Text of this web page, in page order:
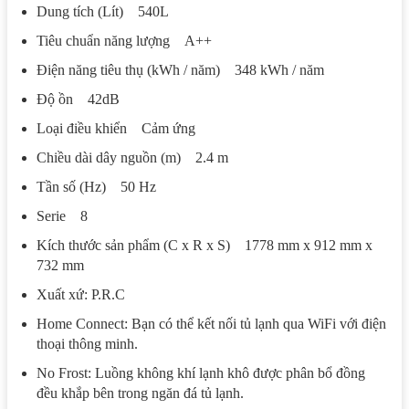
Dung tích (Lít) 540L
Tiêu chuẩn năng lượng A++
Điện năng tiêu thụ (kWh / năm) 348 kWh / năm
Độ ồn 42dB
Loại điều khiển Cảm ứng
Chiều dài dây nguồn (m) 2.4 m
Tần số (Hz) 50 Hz
Serie 8
Kích thước sản phẩm (C x R x S) 1778 mm x 912 mm x
732 mm
Xuất xứ: P.R.C
Home Connect: Bạn có thể kết nối tủ lạnh qua WiFi với điện
thoại thông minh.
No Frost: Luồng không khí lạnh khô được phân bổ đồng
đều khắp bên trong ngăn đá tủ lạnh.